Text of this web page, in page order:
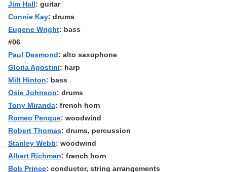
Jim Hall: guitar
Connie Kay: drums
Eugene Wright: bass
#06
Paul Desmond: alto saxophone
Gloria Agostini: harp
Milt Hinton: bass
Osie Johnson: drums
Tony Miranda: french horn
Romeo Penque: woodwind
Robert Thomas: drums, percussion
Stanley Webb: woodwind
Albert Richman: french horn
Bob Prince: conductor, string arrangements